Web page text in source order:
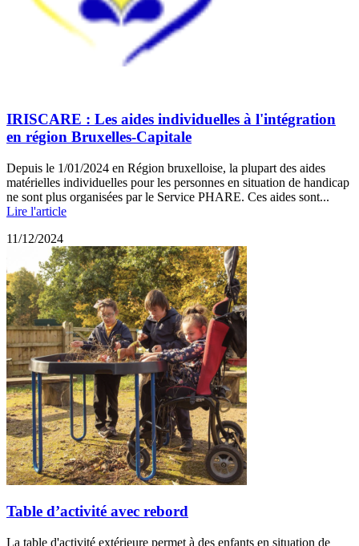
IRISCARE : Les aides individuelles à l'intégration
en région Bruxelles-Capitale
Depuis le 1/01/2024 en Région bruxelloise, la plupart des aides
matérielles individuelles pour les personnes en situation de handicap
ne sont plus organisées par le Service PHARE. Ces aides sont...
Lire l'article
11/12/2024
Table d’activité avec rebord
La table d'activité extérieure permet à des enfants en situation de